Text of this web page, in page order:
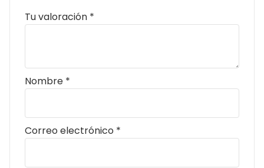
Tu valoración *
Nombre *
Correo electrónico *